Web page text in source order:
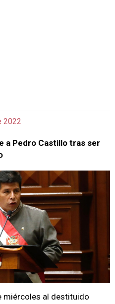
2022
a Pedro Castillo tras ser
miércoles al destituido